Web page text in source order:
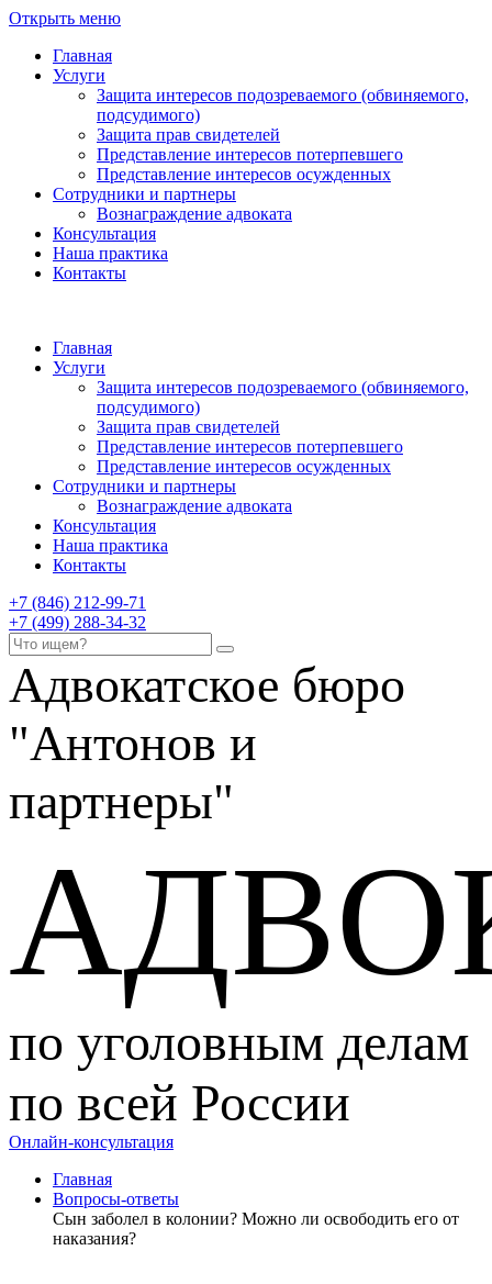
Открыть меню
Главная
Услуги
Защита интересов подозреваемого (обвиняемого,
подсудимого)
Защита прав свидетелей
Представление интересов потерпевшего
Представление интересов осужденных
Сотрудники и партнеры
Вознаграждение адвоката
Консультация
Наша практика
Контакты
Главная
Услуги
Защита интересов подозреваемого (обвиняемого,
подсудимого)
Защита прав свидетелей
Представление интересов потерпевшего
Представление интересов осужденных
Сотрудники и партнеры
Вознаграждение адвоката
Консультация
Наша практика
Контакты
+7 (846) 212-99-71
+7 (499) 288-34-32
Адвокатское бюро
"Антонов и
партнеры"
по уголовным делам
по всей России
Онлайн-консультация
Главная
Вопросы-ответы
Сын заболел в колонии? Можно ли освободить его от
наказания?